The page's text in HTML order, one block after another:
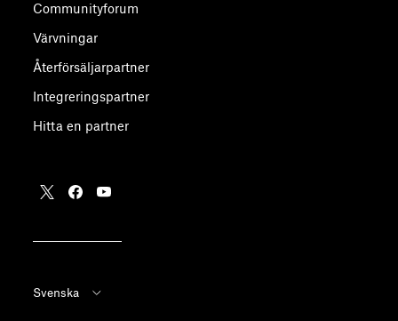
Communityforum
Värvningar
Återförsäljarpartner
Integreringspartner
Hitta en partner
Svenska